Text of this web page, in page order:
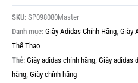
SKU: SP098080Master
Danh mục: Giày Adidas Chính Hãng Giày
Thể Thao
Thẻ: Giày adidas chính hãng Giày adidas
hãng Giày chính hãng